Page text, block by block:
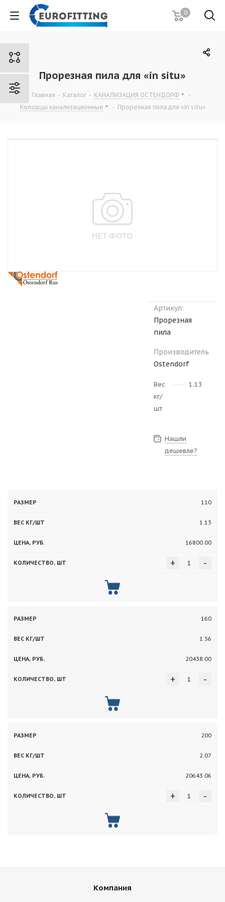
0
Прорезная пила для «in situ»
Главная - Каталог - КАНАЛИЗАЦИЯ ОСТЕНДОРФ
-
Колодцы канализационные
- Прорезная пила для «in situ»
Артикул:
Прорезная
пила
Производитель
Ostendorf
Вес
кг/
шт
1.13
Нашли
дешевле?
110
1.13
16800.00
-
+
160
1.56
20438.00
-
+
200
2.07
20643.06
-
+
Компания